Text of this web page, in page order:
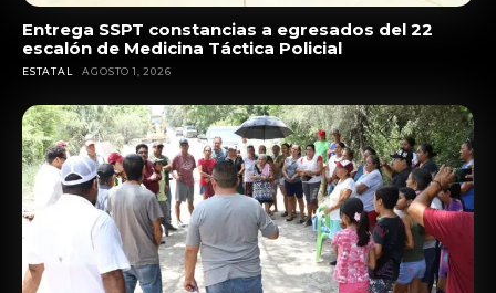
Entrega SSPT constancias a egresados del 22
escalón de Medicina Táctica Policial
ESTATAL AGOSTO 1, 2026